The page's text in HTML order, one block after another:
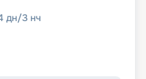
дн/3 нч